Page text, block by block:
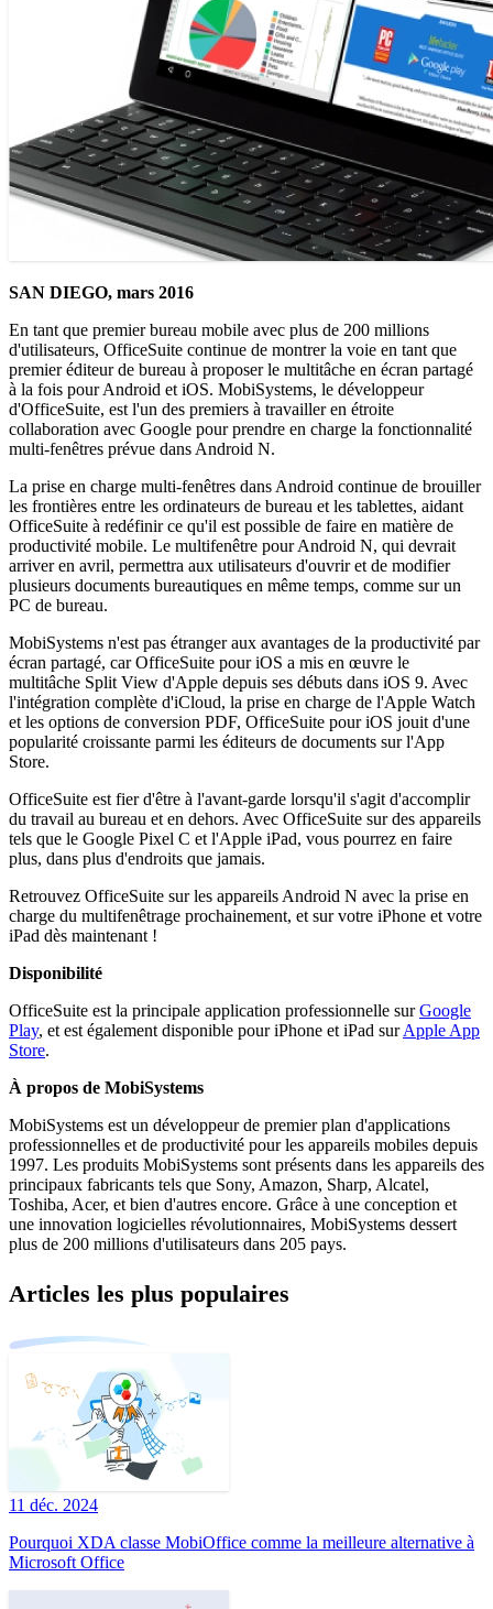
SAN DIEGO, mars 2016
En tant que premier bureau mobile avec plus de 200 millions
d'utilisateurs, OfficeSuite continue de montrer la voie en tant que
premier éditeur de bureau à proposer le multitâche en écran partagé
à la fois pour Android et iOS. MobiSystems, le développeur
d'OfficeSuite, est l'un des premiers à travailler en étroite
collaboration avec Google pour prendre en charge la fonctionnalité
multi-fenêtres prévue dans Android N.
La prise en charge multi-fenêtres dans Android continue de brouiller
les frontières entre les ordinateurs de bureau et les tablettes, aidant
OfficeSuite à redéfinir ce qu'il est possible de faire en matière de
productivité mobile. Le multifenêtre pour Android N, qui devrait
arriver en avril, permettra aux utilisateurs d'ouvrir et de modifier
plusieurs documents bureautiques en même temps, comme sur un
PC de bureau.
MobiSystems n'est pas étranger aux avantages de la productivité par
écran partagé, car OfficeSuite pour iOS a mis en œuvre le
multitâche Split View d'Apple depuis ses débuts dans iOS 9. Avec
l'intégration complète d'iCloud, la prise en charge de l'Apple Watch
et les options de conversion PDF, OfficeSuite pour iOS jouit d'une
popularité croissante parmi les éditeurs de documents sur l'App
Store.
OfficeSuite est fier d'être à l'avant-garde lorsqu'il s'agit d'accomplir
du travail au bureau et en dehors. Avec OfficeSuite sur des appareils
tels que le Google Pixel C et l'Apple iPad, vous pourrez en faire
plus, dans plus d'endroits que jamais.
Retrouvez OfficeSuite sur les appareils Android N avec la prise en
charge du multifenêtrage prochainement, et sur votre iPhone et votre
iPad dès maintenant !
Disponibilité
OfficeSuite est la principale application professionnelle surGoogle
Play, et est également disponible pour iPhone et iPad surApple App
Store.
À propos de MobiSystems
MobiSystems est un développeur de premier plan d'applications
professionnelles et de productivité pour les appareils mobiles depuis
1997. Les produits MobiSystems sont présents dans les appareils des
principaux fabricants tels que Sony, Amazon, Sharp, Alcatel,
Toshiba, Acer, et bien d'autres encore. Grâce à une conception et
une innovation logicielles révolutionnaires, MobiSystems dessert
plus de 200 millions d'utilisateurs dans 205 pays.
Articles les plus populaires
11 déc. 2024
Pourquoi XDA classe MobiOffice comme la meilleure alternative à
Microsoft Office